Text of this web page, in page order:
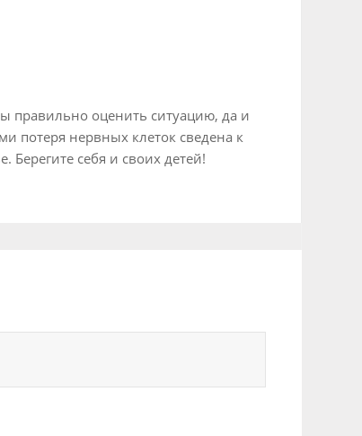
правильно оценить ситуацию, да и
потеря нервных клеток сведена к
себя и своих детей!